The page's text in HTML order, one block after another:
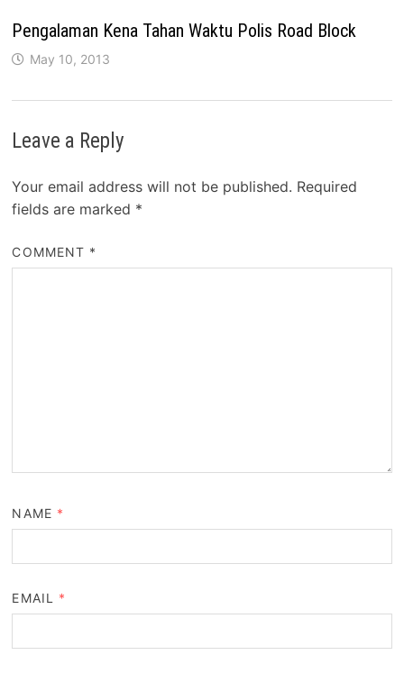
Pengalaman Kena Tahan Waktu Polis Road Block
May 10, 2013
Leave a Reply
Your email address will not be published. Required
fields are marked *
COMMENT *
NAME *
EMAIL *